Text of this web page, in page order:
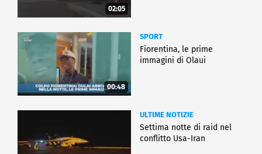
02:05
00:48
SPORT
Fiorentina, le prime
immagini di Olaui
ULTIME NOTIZIE
Settima notte di raid nel
conflitto Usa-Iran